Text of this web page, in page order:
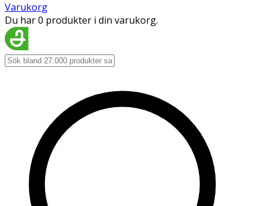
Varukorg
Du har 0 produkter i din varukorg.